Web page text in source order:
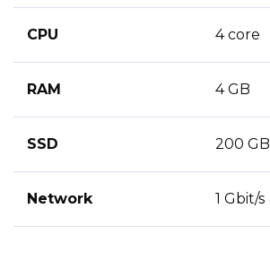
CPU 4 core
RAM 4 GB
SSD 200 GB
Network 1 Gbit/s